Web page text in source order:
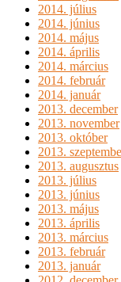
2014. július
2014. június
2014. május
2014. április
2014. március
2014. február
2014. január
2013. december
2013. november
2013. október
2013.
2013. augusztus
2013. július
2013. június
2013. május
2013. április
2013. március
2013. február
2013. január